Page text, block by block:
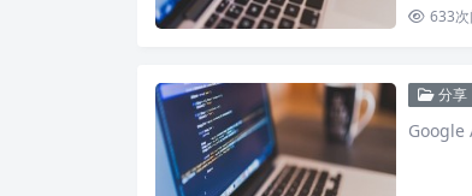
633
分享
Google